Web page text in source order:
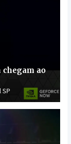
chegam ao